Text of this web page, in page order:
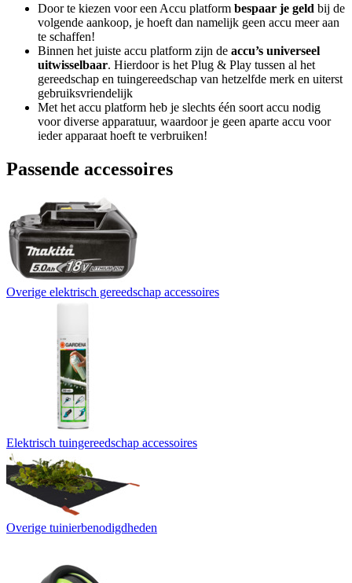
Door te kiezen voor een Accu platform bespaar je geld bij de
volgende aankoop, je hoeft dan namelijk geen accu meer aan
te schaffen!
Binnen het juiste accu platform zijn de accu’s universeel
uitwisselbaar. Hierdoor is het Plug & Play tussen al het
gereedschap en tuingereedschap van hetzelfde merk en uiterst
gebruiksvriendelijk
Met het accu platform heb je slechts één soort accu nodig
voor diverse apparatuur, waardoor je geen aparte accu voor
ieder apparaat hoeft te verbruiken!
Passende accessoires
Overige elektrisch gereedschap accessoires
Elektrisch tuingereedschap accessoires
Overige tuinierbenodigdheden